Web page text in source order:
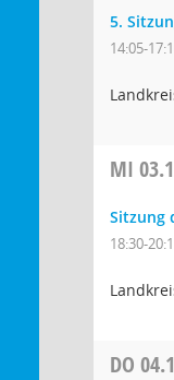
5.
14:05-
MI
Sitzung
18:30-
DO